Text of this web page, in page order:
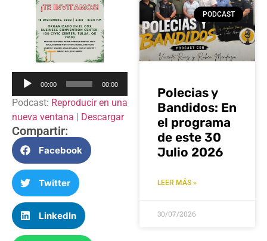
Reproductor
audio
00:00 00:00
Podcast: Reproducir en una
nueva ventana
Descargar
Compartir:
Facebook
Twitter
LinkedIn
PODCAST
Polecias y
Bandidos: En
el programa
de este 30
Julio 2026
LEER MÁS »
30/07/2026